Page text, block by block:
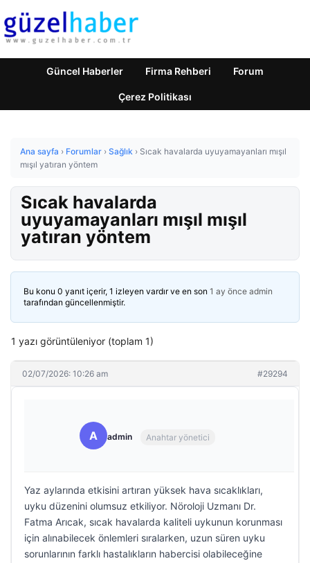
Güncel Haberler Firma Rehberi Forum
Çerez Politikası
Ana sayfa › Forumlar › Sağlık › Sıcak havalarda uyuyamayanları mışıl
mışıl yatıran yöntem
Sıcak havalarda
uyuyamayanları mışıl mışıl
yatıran yöntem
Bu konu 0 yanıt içerir, 1 izleyen vardır ve en son 1 ay önce admin
tarafından güncellenmiştir.
1 yazı görüntüleniyor (toplam 1)
02/07/2026: 10:26 am #29294
A admin Anahtar yönetici
Yaz aylarında etkisini artıran yüksek hava sıcaklıkları,
uyku düzenini olumsuz etkiliyor. Nöroloji Uzmanı Dr.
Fatma Arıcak, sıcak havalarda kaliteli uykunun korunması
için alınabilecek önlemleri sıralarken, uzun süren uyku
sorunlarının farklı hastalıkların habercisi olabileceğine